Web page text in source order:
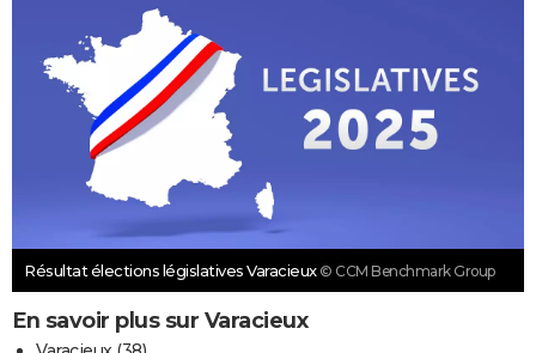
Résultat élections législatives Varacieux © CCM Benchmark Group
En savoir plus sur Varacieux